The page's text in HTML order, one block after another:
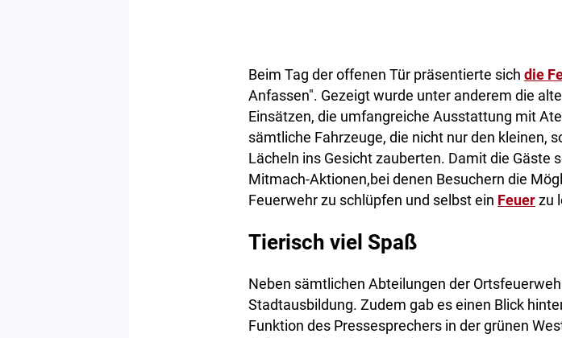
Beim Tag der offenen Tür präsentierte sich die
Anfassen". Gezeigt wurde unter anderem die
Einsätzen, die umfangreiche Ausstattung mit
sämtliche Fahrzeuge, die nicht nur den kleinen,
Lächeln ins Gesicht zauberten. Damit die Gäste
Mitmach-Aktionen,bei denen Besuchern die
Feuerwehr zu schlüpfen und selbst ein Feuer zu
Tierisch viel Spaß
Neben sämtlichen Abteilungen der
Stadtausbildung. Zudem gab es einen Blick
Funktion des Pressesprechers in der grünen